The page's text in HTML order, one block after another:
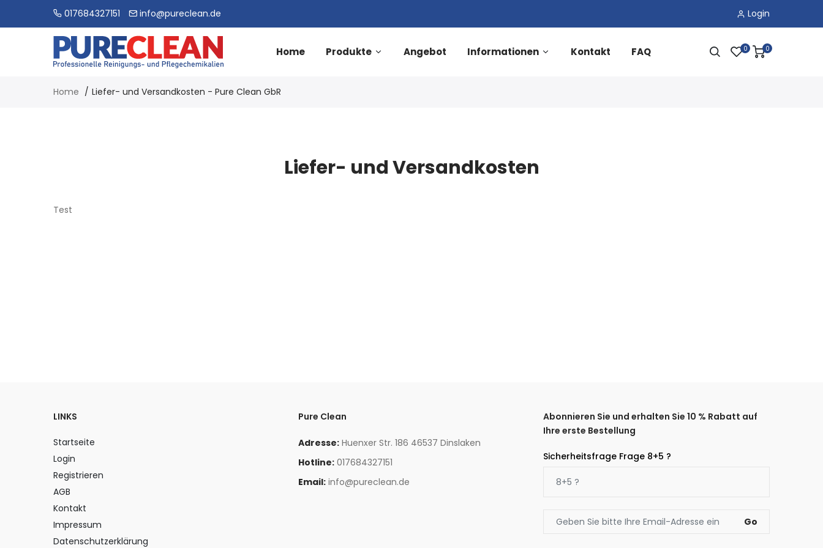
017684327151 info@pureclean.de Login
Home Produkte Angebot Informationen Kontakt FAQ 0 0
Home Liefer- und Versandkosten - Pure Clean GbR
Liefer- und Versandkosten
Test
LINKS
Startseite
Login
Registrieren
AGB
Kontakt
Impressum
Datenschutzerklärung
Pure Clean
Adresse: Huenxer Str. 186 46537 Dinslaken
Hotline: 017684327151
Email: info@pureclean.de
Abonnieren Sie und erhalten Sie 10 % Rabatt auf
Ihre erste Bestellung
Sicherheitsfrage Frage 8+5 ?
Go